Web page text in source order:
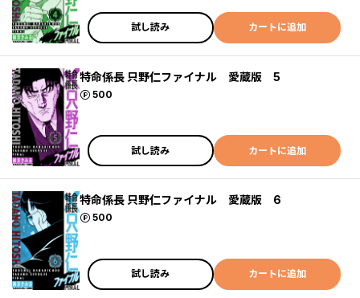
試し読み カートに追加
特命係長 只野仁ファイナル 愛蔵版 5
500
ポイント
試し読み カートに追加
特命係長 只野仁ファイナル 愛蔵版 6
500
ポイント
試し読み カートに追加